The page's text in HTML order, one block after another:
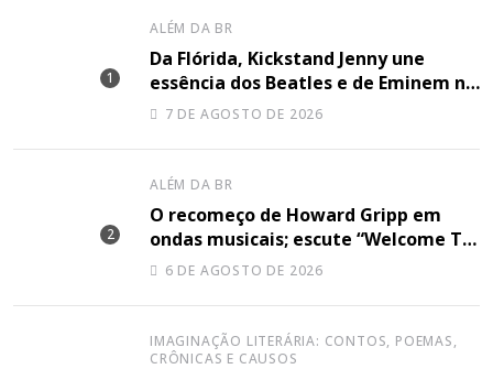
ALÉM DA BR
Da Flórida, Kickstand Jenny une
essência dos Beatles e de Eminem na
canção “Lose Together”
7 DE AGOSTO DE 2026
ALÉM DA BR
O recomeço de Howard Gripp em
ondas musicais; escute “Welcome To
Your Life”
6 DE AGOSTO DE 2026
IMAGINAÇÃO LITERÁRIA: CONTOS, POEMAS,
CRÔNICAS E CAUSOS